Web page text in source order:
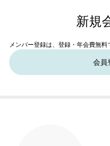
新規
メンバー登録は、登録・年会費無料
会員